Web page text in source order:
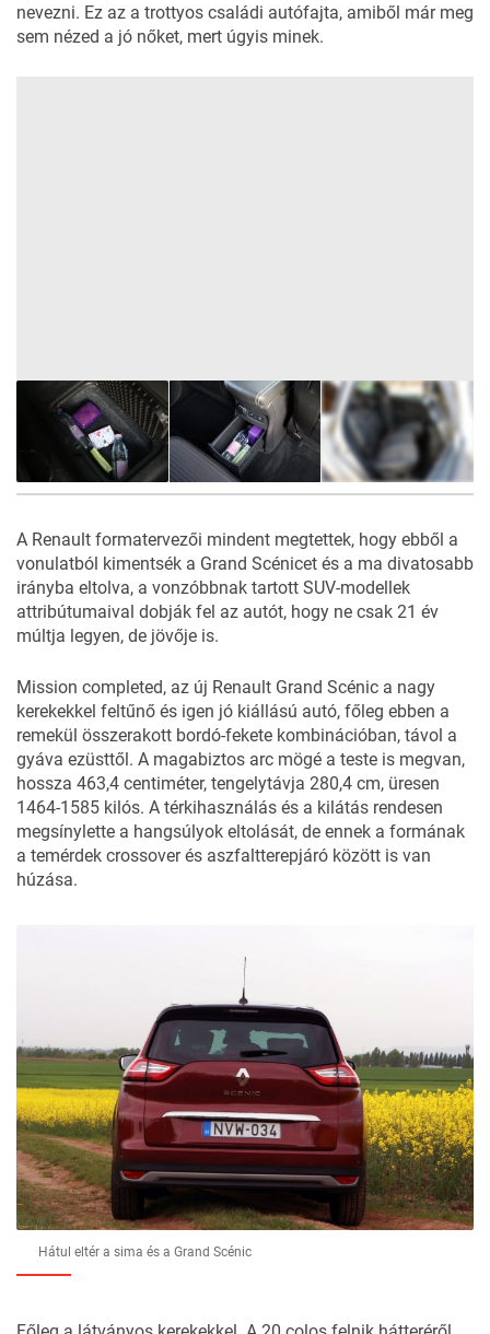
nevezni. Ez az a trottyos családi autófajta, amiből már meg
sem nézed a jó nőket, mert úgyis minek.
A Renault formatervezői mindent megtettek, hogy ebből a
vonulatból kimentsék a Grand Scénicet és a ma divatosabb
irányba eltolva, a vonzóbbnak tartott SUV-modellek
attribútumaival dobják fel az autót, hogy ne csak 21 év
múltja legyen, de jövője is.
Mission completed, az új Renault Grand Scénic a nagy
kerekekkel feltűnő és igen jó kiállású autó, főleg ebben a
remekül összerakott bordó-fekete kombinációban, távol a
gyáva ezüsttől. A magabiztos arc mögé a teste is megvan,
hossza 463,4 centiméter, tengelytávja 280,4 cm, üresen
1464-1585 kilós. A térkihasználás és a kilátás rendesen
megsínylette a hangsúlyok eltolását, de ennek a formának
a temérdek crossover és aszfaltterepjáró között is van
húzása.
Hátul eltér a sima és a Grand Scénic